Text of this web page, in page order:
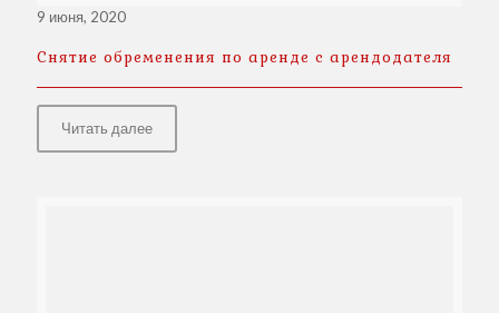
9 июня, 2020
Снятие обременения по аренде с арендодателя
Читать далее